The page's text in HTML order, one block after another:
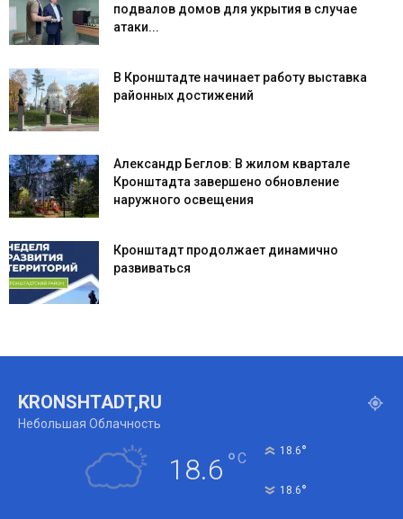
подвалов домов для укрытия в случае
атаки...
В Кронштадте начинает работу выставка
районных достижений
Александр Беглов: В жилом квартале
Кронштадта завершено обновление
наружного освещения
Кронштадт продолжает динамично
развиваться
KRONSHTADT,RU
Небольшая Облачность
18.6 °C 18.6°
18.6°